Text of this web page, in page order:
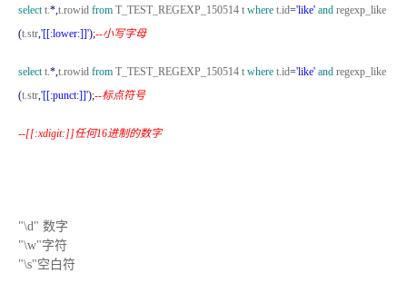
selectt.*,t.rowid from T_TEST_REGEXP_150514 t where t.id='like' and regexp_like
(t.str,'[[:lower:]]');--小写字母
selectt.*,t.rowid from T_TEST_REGEXP_150514 t where t.id='like' and regexp_like
(t.str,'[[:punct:]]');--标点符号
--[[:xdigit:]]任何16进制的数字
"\d" 数字
"\w"字符
"\s"空白符